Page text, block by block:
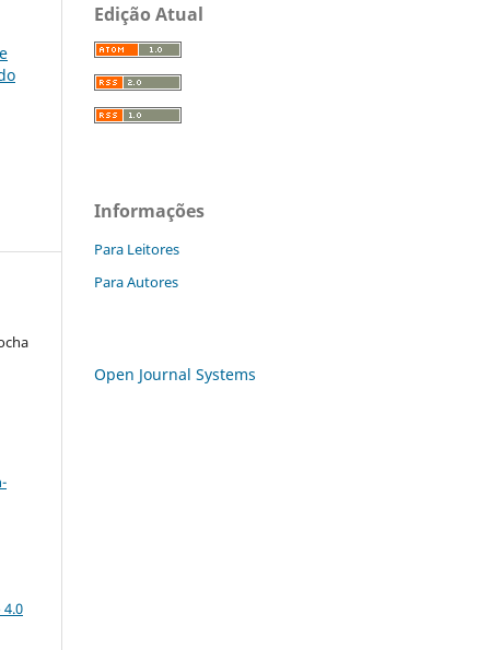
Edição Atual
Informações
Para Leitores
Para Autores
Open Journal Systems